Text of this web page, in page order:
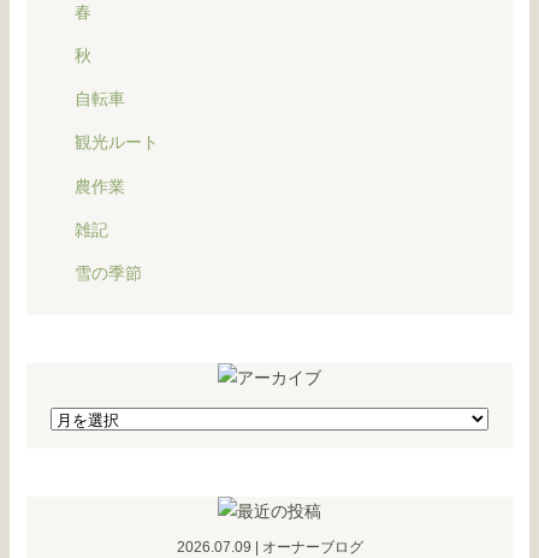
春
秋
自転車
観光ルート
農作業
雑記
雪の季節
2026.07.09 オーナーブログ